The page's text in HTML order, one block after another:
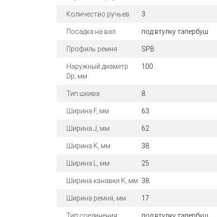
Количество ручьев 3
Посадка на вал под втулку тапербуш
Профиль ремня SPB
Наружный диаметр
Dp, мм
100
Тип шкива 8
Ширина F, мм 63
Ширина J, мм 62
Ширина K, мм 38
Ширина L, мм 25
Ширина канавки K, мм 38
Ширина ремня, мм 17